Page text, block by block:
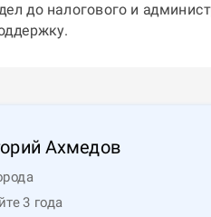
до налогового и
Ахмедов
3 года